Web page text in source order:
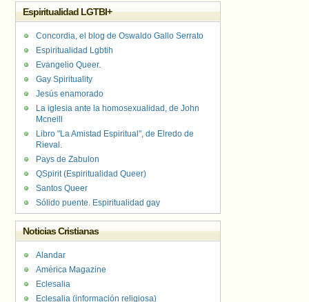
Espiritualidad LGTBI+
Concordia, el blog de Oswaldo Gallo Serrato
Espiritualidad Lgbtih
Evangelio Queer.
Gay Spirituality
Jesús enamorado
La iglesia ante la homosexualidad, de John
Mcneill
Libro "La Amistad Espiritual", de Elredo de
Rieval.
Pays de Zabulon
QSpirit (Espiritualidad Queer)
Santos Queer
Sólido puente. Espiritualidad gay
Noticias Cristianas
Alandar
América Magazine
Eclesalia
Eclesalia (información religiosa)